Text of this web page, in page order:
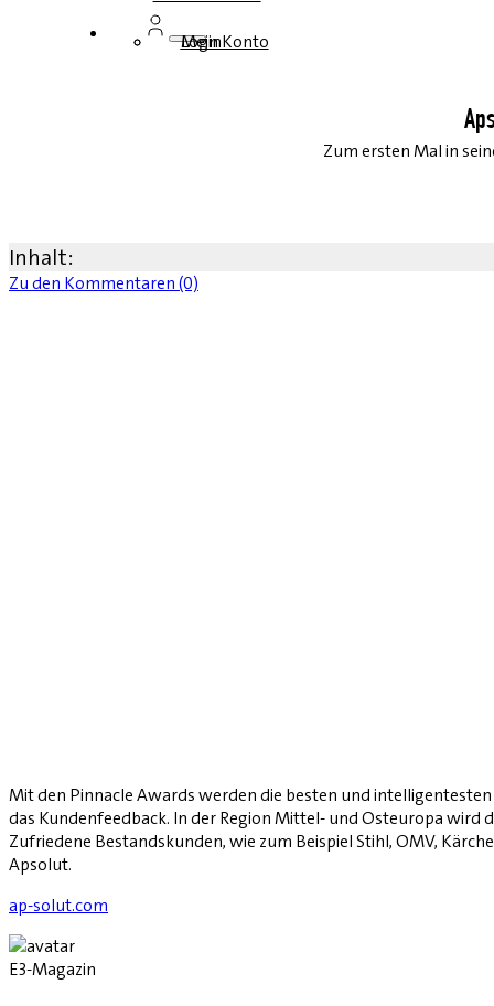
Login
Mein Konto
Zum ersten Mal in
Inhalt:
Zu den Kommentaren (0)
Mit den Pinnacle Awards werden die besten und
das Kundenfeedback. In der Region Mittel- und Osteuropa wird
Zufriedene Bestandskunden, wie zum Beispiel Stihl, OMV,
Apsolut.
ap-solut.com
E3-Magazin